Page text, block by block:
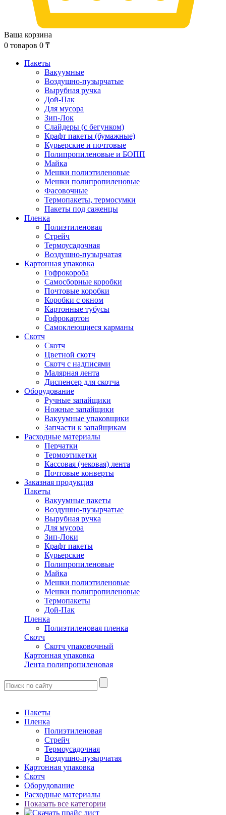
Ваша корзина
0 товаров 0 ₸
Пакеты
Вакуумные
Воздушно-пузырчатые
Вырубная ручка
Дой-Пак
Для мусора
Зип-Лок
Слайдеры (с бегунком)
Крафт пакеты (бумажные)
Курьерские и почтовые
Полипропиленовые и БОПП
Майка
Мешки полиэтиленовые
Мешки полипропиленовые
Фасовочные
Термопакеты, термосумки
Пакеты под саженцы
Пленка
Полиэтиленовая
Стрейч
Термоусадочная
Воздушно-пузырчатая
Картонная упаковка
Гофрокороба
Самосборные коробки
Почтовые коробки
Коробки с окном
Картонные тубусы
Гофрокартон
Самоклеющиеся карманы
Скотч
Скотч
Цветной скотч
Скотч с надписями
Малярная лента
Диспенсер для скотча
Оборудование
Ручные запайщики
Ножные запайщики
Вакуумные упаковщики
Запчасти к запайщикам
Расходные материалы
Перчатки
Термоэтикетки
Кассовая (чековая) лента
Почтовые конверты
Заказная продукция
Пакеты
Вакуумные пакеты
Воздушно-пузырчатые
Вырубная ручка
Для мусора
Зип-Локи
Крафт пакеты
Курьерские
Полипропиленовые
Майка
Мешки полиэтиленовые
Мешки полипропиленовые
Термопакеты
Дой-Пак
Пленка
Полиэтиленовая пленка
Скотч
Скотч упаковочный
Картонная упаковка
Лента полипропиленовая
Пакеты
Пленка
Полиэтиленовая
Стрейч
Термоусадочная
Воздушно-пузырчатая
Картонная упаковка
Скотч
Оборудование
Расходные материалы
Показать все категории